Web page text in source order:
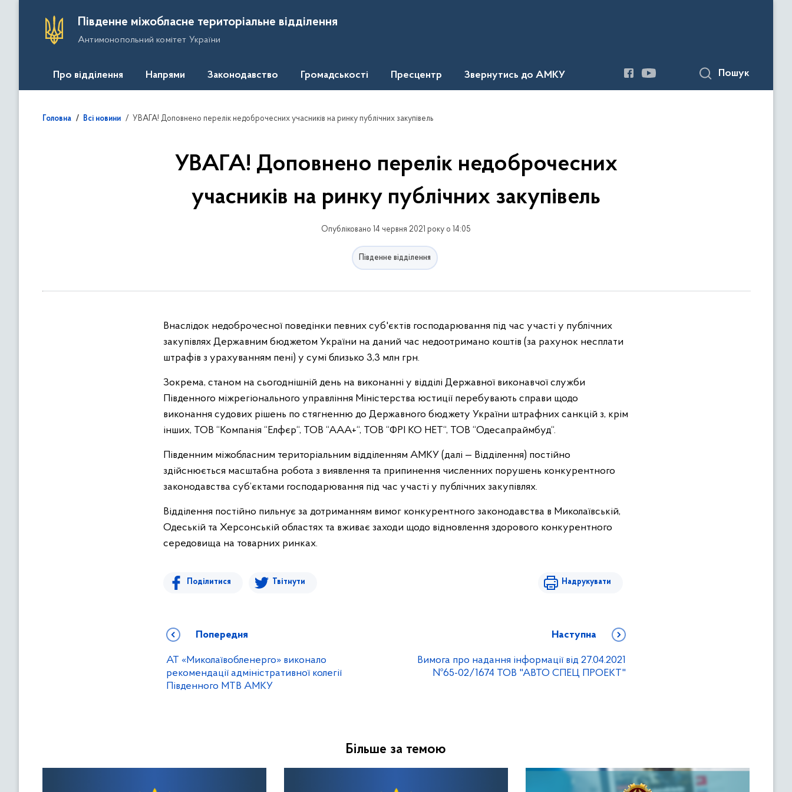
Південне міжобласне територіальне відділення
Антимонопольний комітет України
Про відділення Напрями Законодавство Громадськості Пресцентр Звернутись до АМКУ Пошук
Головна Всі новини УВАГА! Доповнено перелік недоброчесних учасників на ринку публічних закупівель
УВАГА! Доповнено перелік недоброчесних
учасників на ринку публічних закупівель
Опубліковано 14 червня 2021 року о 14:05
Південне відділення
Внаслідок недоброчесної поведінки певних суб'єктів господарювання під час участі у публічних
закупівлях Державним бюджетом України на даний час недоотримано коштів (за рахунок несплати
штрафів з урахуванням пені) у сумі близько 3,3 млн грн.
Зокрема, станом на сьогоднішній день на виконанні у відділі Державної виконавчої служби
Південного міжрегіонального управління Міністерства юстиції перебувають справи щодо
виконання судових рішень по стягненню до Державного бюджету України штрафних санкцій з, крім
інших, ТОВ “Компанія “Елфєр“, ТОВ “ААА+“, ТОВ “ФРІ КО НЕТ“, ТОВ “Одесапраймбуд“.
Південним міжобласним територіальним відділенням АМКУ (далі — Відділення) постійно
здійснюється масштабна робота з виявлення та припинення численних порушень конкурентного
законодавства суб’єктами господарювання під час участі у публічних закупівлях.
Відділення постійно пильнує за дотриманням вимог конкурентного законодавства в Миколаївській,
Одеській та Херсонській областях та вживає заходи щодо відновлення здорового конкурентного
середовища на товарних ринках.
Поділитися Твітнути Надрукувати
Попередня
АТ «Миколаївобленерго» виконало
рекомендації адміністративної колегії
Південного МТВ АМКУ
Наступна
Вимога про надання інформації від 27.04.2021
№65-02/1674 ТОВ "АВТО СПЕЦ ПРОЕКТ"
Більше за темою